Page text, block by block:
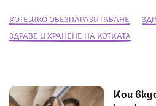
КОТЕШКО ОБЕЗПАРАЗИТЯВАНЕ
ЗДРАВЕ И ХРАНЕНЕ НА КОТКАТА
Кои